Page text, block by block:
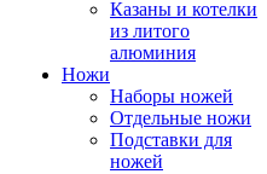
Казаны и котелки
из литого
алюминия
Ножи
Наборы ножей
Отдельные ножи
Подставки для
ножей